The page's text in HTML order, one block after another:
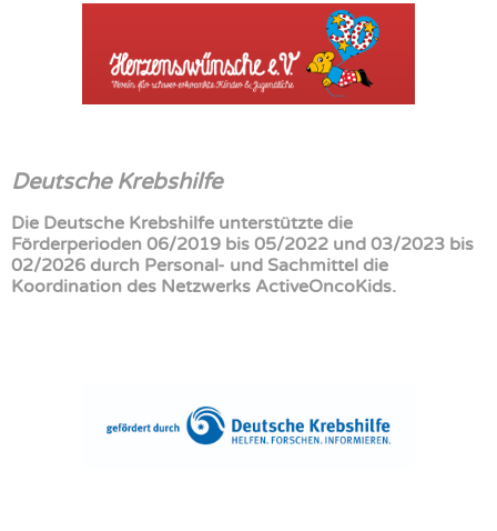
Deutsche Krebshilfe
Die Deutsche Krebshilfe unterstützte die
Förderperioden 06/2019 bis 05/2022 und 03/2023 bis
02/2026 durch Personal- und Sachmittel die
Koordination des Netzwerks ActiveOncoKids.